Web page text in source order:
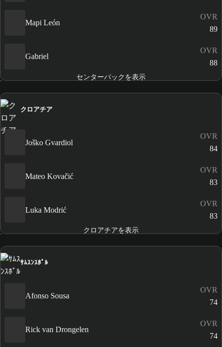
Mapi León
OVR
89
Gabriel
OVR
88
センターバックを表示
クロアチア
Joško Gvardiol
OVR
84
Mateo Kovačić
OVR
83
Luka Modrić
OVR
83
クロアチアを表示
ｻﾑｽﾝｽﾎﾟﾙ
Afonso Sousa
OVR
74
Rick van Drongelen
OVR
74